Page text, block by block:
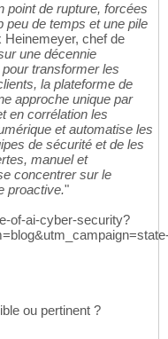
point de rupture, forcées
peu de temps et une pile
Heinemeyer, chef de
une décennie
transformer les
la plateforme de
approche unique par
en corrélation les
et automatise les
de sécurité et de les
manuel et
concentrer sur le
proactive."
of-ai-cyber-security?
ou pertinent ?